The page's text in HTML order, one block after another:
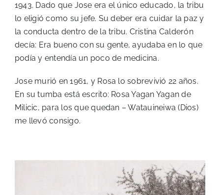
1943. Dado que Jose era el único educado, la tribu
lo eligió como su jefe. Su deber era cuidar la paz y
la conducta dentro de la tribu. Cristina Calderón
decía: Era bueno con su gente, ayudaba en lo que
podía y entendía un poco de medicina.
Jose murió en 1961, y Rosa lo sobrevivió 22 años.
En su tumba está escrito: Rosa Yagan Yagan de
Milicic, para los que quedan – Watauineiwa (Dios)
me llevó consigo.